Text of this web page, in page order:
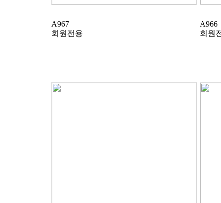
A967
회원전용
A966
회원